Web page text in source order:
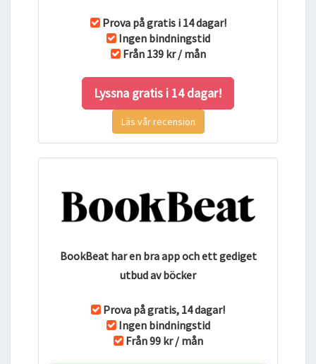
Prova på gratis i 14 dagar!
Ingen bindningstid
Från 139 kr / mån
Lyssna gratis i 14 dagar!
Läs vår recension
BookBeat har en bra app och ett gediget
utbud av böcker
Prova på gratis, 14 dagar!
Ingen bindningstid
Från 99 kr / mån